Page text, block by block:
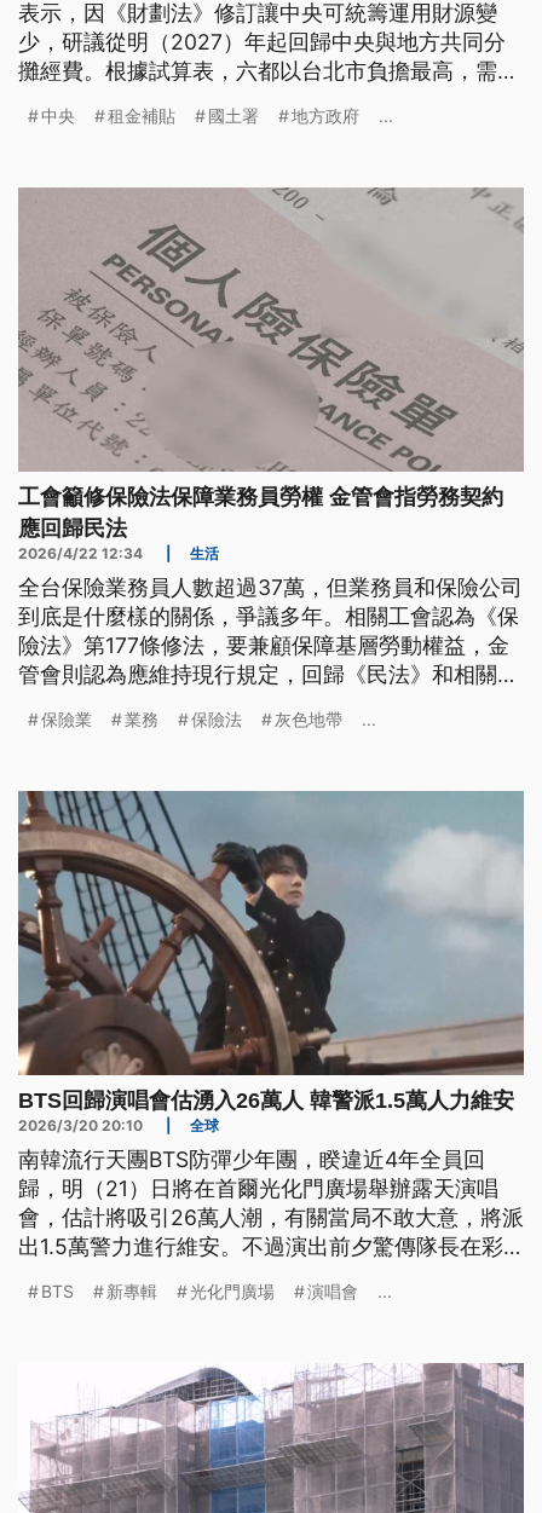
表示，因《財劃法》修訂讓中央可統籌運用財源變
少，研議從明（2027）年起回歸中央與地方共同分
攤經費。根據試算表，六都以台北市負擔最高，需自
單」的感覺。而高雄市府憂心會排擠社福與其他政策
中央 租金補貼 國土署 地方政府 ...
工會籲修保險法保障業務員勞權 金管會指勞務契約
應回歸民法
2026/4/22 12:34 生活
全台保險業務員人數超過37萬，但業務員和保險公司
到底是什麼樣的關係，爭議多年。相關工會認為《保
險法》第177條修法，要兼顧保障基層勞動權益，金
管會則認為應維持現行規定，回歸《民法》和相關法
保險業 業務 保險法 灰色地帶 ...
BTS回歸演唱會估湧入26萬人 韓警派1.5萬人力維安
2026/3/20 20:10 全球
南韓流行天團BTS防彈少年團，睽違近4年全員回
歸，明（21）日將在首爾光化門廣場舉辦露天演唱
會，估計將吸引26萬人潮，有關當局不敢大意，將派
出1.5萬警力進行維安。不過演出前夕驚傳隊長在彩
BTS 新專輯 光化門廣場 演唱會 ...